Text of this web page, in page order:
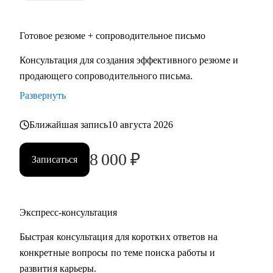
• Фешн и бьюти
• Спорт
• GR и внешняя политика
помогаю с самооценкой и определением перспектив. Могу
быть рядом в периоды, когда профессиональная поддержка
Готовое резюме + сопроводительное письмо
Консультация для создания эффективного резюме и
продающего сопроводительного письма.
Развернуть
Ближайшая запись10 августа 2026
Записаться 8 000 ₽
Экспресс-консультация
Быстрая консультация для коротких ответов на
конкретные вопросы по теме поиска работы и
развития карьеры.